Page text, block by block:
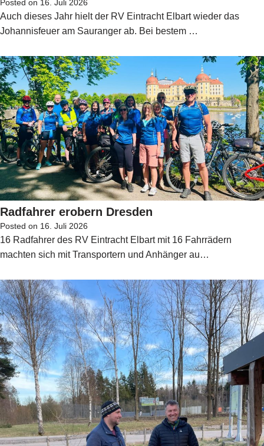
Posted on 16. Juli 2026
Auch dieses Jahr hielt der RV Eintracht Elbart wieder das
Johannisfeuer am Sauranger ab. Bei bestem …
Radfahrer erobern Dresden
Posted on 16. Juli 2026
16 Radfahrer des RV Eintracht Elbart mit 16 Fahrrädern
machten sich mit Transportern und Anhänger au…